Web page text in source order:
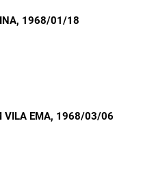
, 1968/01/18
VILA EMA, 1968/03/06